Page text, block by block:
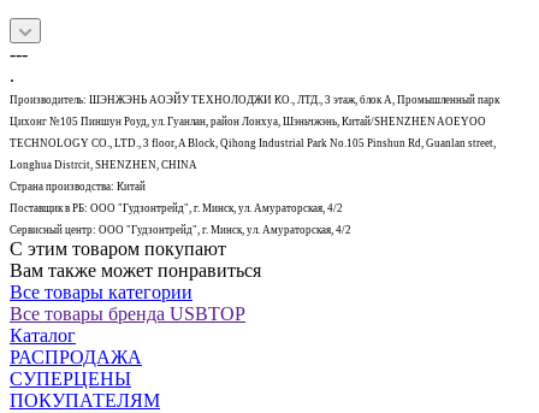
---
.
Производитель: ШЭНЖЭНЬ АОЭЙУ ТЕХНОЛОДЖИ КО., ЛТД., 3 этаж, блок А, Промышленный парк
Цихонг №105 Пиншун Роуд, ул. Гуанлан, район Лонхуа, Шэньчжэнь, Китай/SHENZHEN AOEYOO
TECHNOLOGY CO., LTD., 3 floor, A Block, Qihong Industrial Park No.105 Pinshun Rd, Guanlan street,
Longhua Distrcit, SHENZHEN, CHINA
Страна производства: Китай
Поставщик в РБ: ООО "Гудзонтрейд", г. Минск, ул. Амураторская, 4/2
Сервисный центр: ООО "Гудзонтрейд", г. Минск, ул. Амураторская, 4/2
С этим товаром покупают
Вам также может понравиться
Все товары категории
Все товары бренда USBTOP
Каталог
РАСПРОДАЖА
СУПЕРЦЕНЫ
ПОКУПАТЕЛЯМ